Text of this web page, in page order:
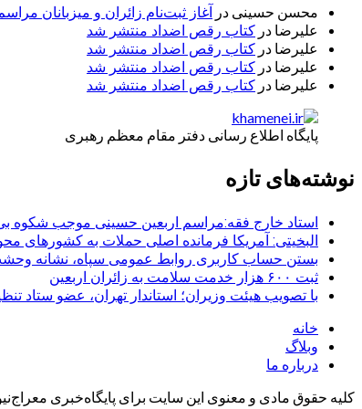
محسن حسینی در آغاز ثبت‌نام زائران و میزبانان
علیرضا در کتاب رقص اضداد منتشر شد
علیرضا در کتاب رقص اضداد منتشر شد
علیرضا در کتاب رقص اضداد منتشر شد
علیرضا در کتاب رقص اضداد منتشر شد
پایگاه اطلاع رسانی دفتر مقام معظم رهبری
نوشته‌های تازه
استاد خارج فقه:مراسم اربعین حسینی موجب شکوه
البخیتی: آمریکا فرمانده اصلی حملات به کشورهای
بستن حساب کاربری روابط عمومی سپاه، نشانه‌
ثبت ۶۰۰ هزار خدمت سلامت به زائران اربعین
با تصویب هیئت وزیران؛ استاندار تهران، عضو ستاد
خانه
وبلاگ
درباره ما
کلیه حقوق مادی و معنوی این سایت برای پایگاه‌خبری